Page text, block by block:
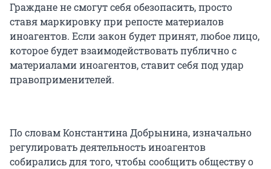
Граждане не смогут себя обезопасить, просто
ставя маркировку при репосте материалов
иноагентов. Если закон будет принят, любое лицо,
которое будет взаимодействовать публично с
материалами иноагентов, ставит себя под удар
правоприменителей.
По словам Константина Добрынина, изначально
регулировать деятельность иноагентов
собирались для того, чтобы сообщить обществу о